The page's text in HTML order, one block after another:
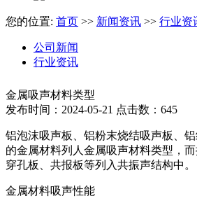
您的位置: 首页 >> 新闻资讯 >> 行业资
公司新闻
行业资讯
金属吸声材料类型
发布时间：2024-05-21 点击数：645
铝泡沫吸声板、铝粉末烧结吸声板、
的金属材料列人金属吸声材料类型，
穿孔板、共报板等列入共振声结构中。
金属材料吸声性能